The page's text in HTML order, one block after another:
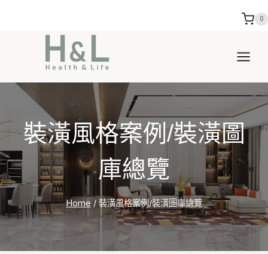
0
裝潢風格案例/裝潢圖
庫總覽
Home / 裝潢風格案例/裝潢圖庫總覽